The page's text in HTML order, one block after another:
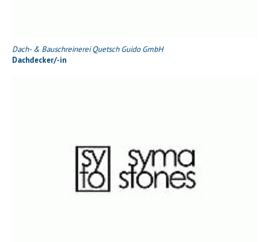
Dach- & Bauschreinerei Quetsch Guido GmbH
Dachdecker/-in